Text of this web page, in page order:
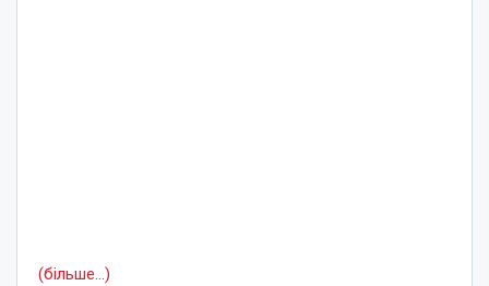
(більше…)